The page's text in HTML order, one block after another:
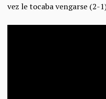
vez le tocaba vengarse (2-